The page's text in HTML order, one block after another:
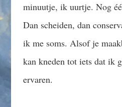
minuutje, ik uurtje. Nog
Dan scheiden, dan
ik me soms. Alsof je
kan kneden tot iets dat ik
ervaren.